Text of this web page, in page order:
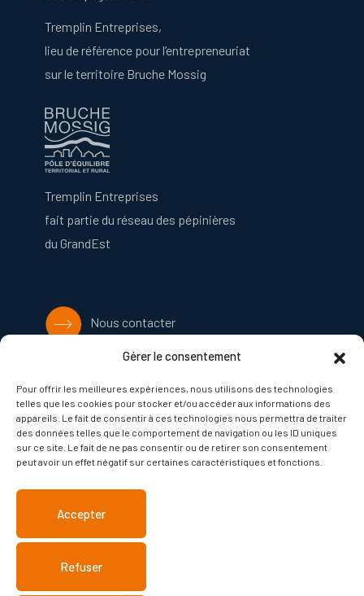
Gérer le consentement
Pour offrir les meilleures expériences, nous utilisons des technologies
telles que les cookies pour stocker et/ou accéder aux informations des
appareils. Le fait de consentir à ces technologies nous permettra de traiter
des données telles que le comportement de navigation ou les ID uniques
sur ce site. Le fait de ne pas consentir ou de retirer son consentement
peut avoir un effet négatif sur certaines caractéristiques et fonctions.
Accepter
Refuser
Tremplin Entreprises,
lieu de référence pour l’entrepreneuriat
sur le territoire Bruche Mossig
Tremplin Entreprises
fait partie du réseau des pépinières
du GrandEst
Nous contacter
PETR Bruche Mossig